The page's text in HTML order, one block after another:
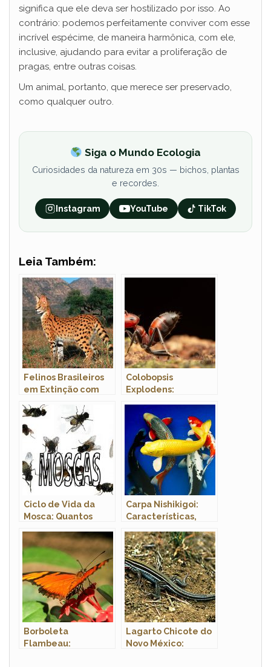
significa que ele deva ser hostilizado por isso. Ao
contrário: podemos perfeitamente conviver com esse
incrível espécime, de maneira harmônica, com ele,
inclusive, ajudando para evitar a proliferação de
pragas, entre outras coisas.
Um animal, portanto, que merece ser preservado,
como qualquer outro.
Siga o Mundo Ecologia
Curiosidades da natureza em 30s — bichos, plantas
e recordes.
Instagram YouTube TikTok
Leia Também:
Felinos Brasileiros
em Extinção com
Colobopsis
Explodens:
Nome Cientifico,
Fotos e Tamanho
Ciclo de Vida da
Mosca: Quantos
Carpa Nishikigoi:
Características,
Habitat e Fotos
Borboleta
Flambeau:
Lagarto Chicote do
Novo México: